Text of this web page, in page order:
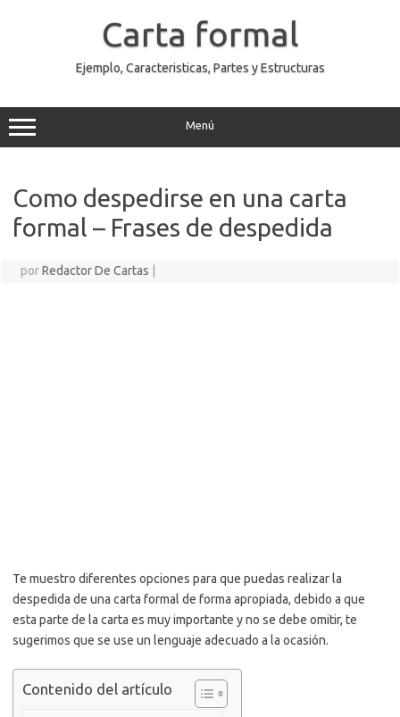
Carta formal
Ejemplo, Caracteristicas, Partes y Estructuras
Menú
Como despedirse en una carta
formal – Frases de despedida
porRedactor De Cartas
Te muestro diferentes opciones para que puedas realizar la
despedida de una carta formal de forma apropiada, debido a que
esta parte de la carta es muy importante y no se debe omitir, te
sugerimos que se use un lenguaje adecuado a la ocasión.
Contenido del artículo